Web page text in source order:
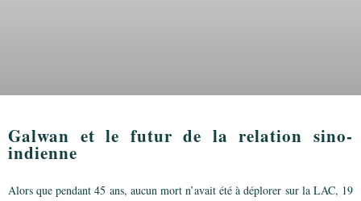
Galwan et le futur de la relation sino-
indienne
Alors que pendant 45 ans, aucun mort n’avait été à déplorer sur la LAC, 19